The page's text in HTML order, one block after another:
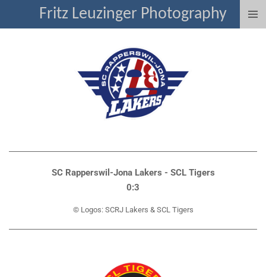
Hauptinhalt
Fritz Leuzinger Photography
SC Rapperswil-Jona Lakers - SCL Tigers
0:3
© Logos: SCRJ Lakers & SCL Tigers